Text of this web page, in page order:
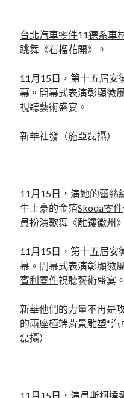
台北汽車零件11德系車
跳舞《石榴花開》。
11月15日，第十五屆安
幕。開幕式表演彰顯徽
視聽藝術盛宴。
新華社發（施亞磊攝）
11月15日，演她的蕾絲
牛土豪的金箔Skoda零件
員扮演歌舞《雕鏤徽州
11月15日，第十五屆安
幕。開幕式表演彰顯徽
賓利零件視聽藝術盛宴。
新華他們的力量不再是
的兩座極端背景雕塑*汽
磊攝）
11月15日，演員斯柯達